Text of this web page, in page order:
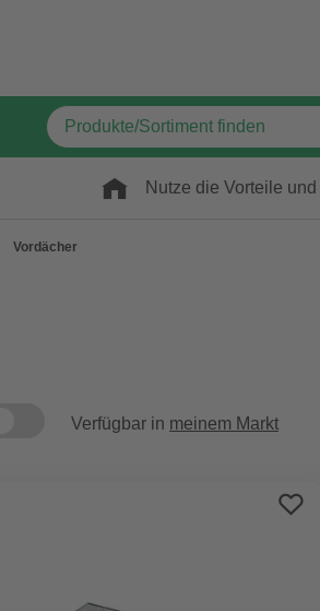
Nutze die Vorteile und
Vordächer
Verfügbar in meinem Markt